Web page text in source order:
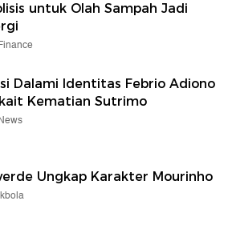
untuk Olah Sampah Jadi
Dalami Identitas Febrio Adiono
Kematian Sutrimo
Ungkap Karakter Mourinho